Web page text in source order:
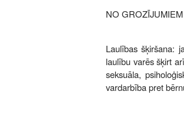
NO
Laulības šķiršana:
laulību varēs šķirt
seksuāla,
vardarbība pret